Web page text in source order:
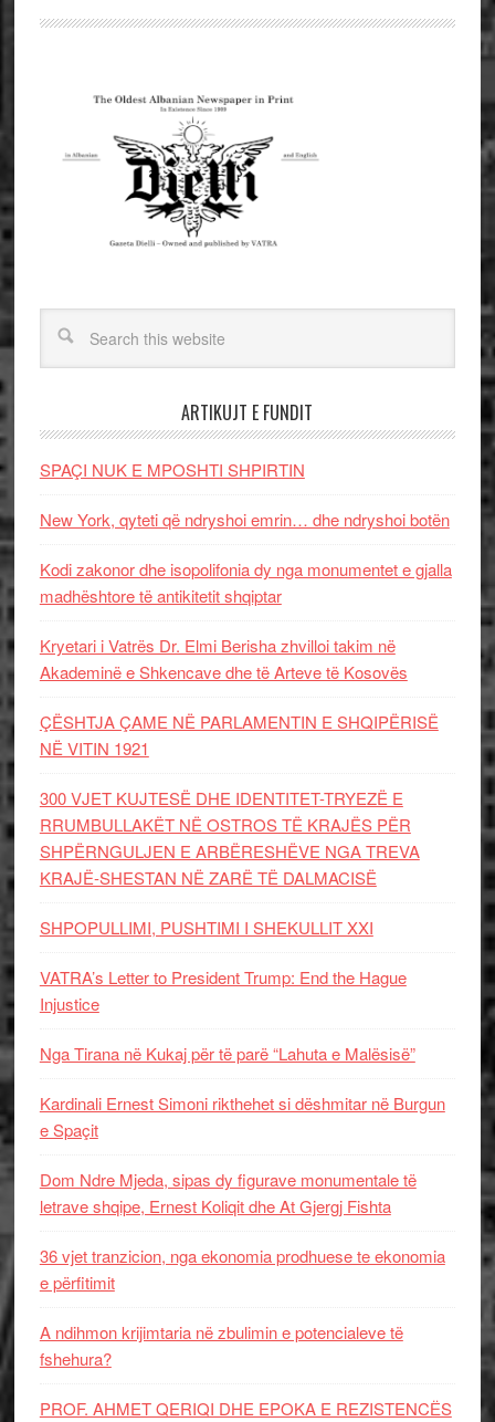
ARTIKUJT E FUNDIT
SPAÇI NUK E MPOSHTI SHPIRTIN
New York, qyteti që ndryshoi emrin… dhe ndryshoi botën
Kodi zakonor dhe isopolifonia dy nga monumentet e gjalla
madhështore të antikitetit shqiptar
Kryetari i Vatrës Dr. Elmi Berisha zhvilloi takim në
Akademinë e Shkencave dhe të Arteve të Kosovës
ÇËSHTJA ÇAME NË PARLAMENTIN E SHQIPËRISË
NË VITIN 1921
300 VJET KUJTESË DHE IDENTITET-TRYEZË E
RRUMBULLAKËT NË OSTROS TË KRAJËS PËR
SHPËRNGULJEN E ARBËRESHËVE NGA TREVA
KRAJË-SHESTAN NË ZARË TË DALMACISË
SHPOPULLIMI, PUSHTIMI I SHEKULLIT XXI
VATRA’s Letter to President Trump: End the Hague
Injustice
Nga Tirana në Kukaj për të parë “Lahuta e Malësisë”
Kardinali Ernest Simoni rikthehet si dëshmitar në Burgun
e Spaçit
Dom Ndre Mjeda, sipas dy figurave monumentale të
letrave shqipe, Ernest Koliqit dhe At Gjergj Fishta
36 vjet tranzicion, nga ekonomia prodhuese te ekonomia
e përfitimit
A ndihmon krijimtaria në zbulimin e potencialeve të
fshehura?
PROF. AHMET QERIQI DHE EPOKA E REZISTENCЁS